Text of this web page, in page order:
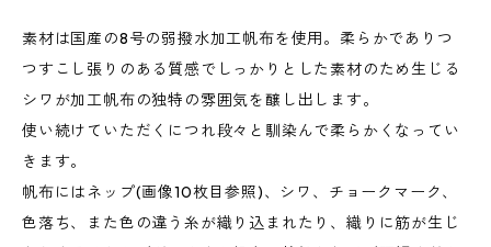
素材は国産の8号の弱撥水加工帆布を使用。柔らかでありつ
つすこし張りのある質感でしっかりとした素材のため生じる
シワが加工帆布の独特の雰囲気を醸し出します。
使い続けていただくにつれ段々と馴染んで柔らかくなってい
きます。
帆布にはネップ(画像10枚目参照)、シワ、チョークマーク、
色落ち、また色の違う糸が織り込まれたり、織りに筋が生じ